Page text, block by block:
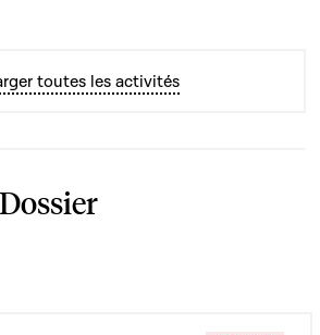
toutes les activités